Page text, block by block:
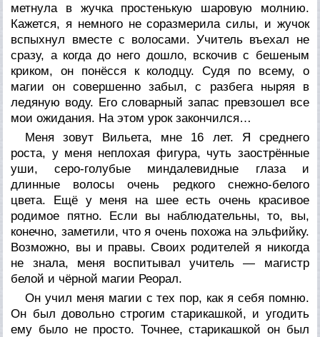
метнула в жучка простенькую шаровую молнию.
Кажется, я немного не соразмерила силы, и жучок
вспыхнул вместе с волосами. Учитель въехал не
сразу, а когда до него дошло, вскочив с бешеным
криком, он понёсся к колодцу. Судя по всему, о
магии он совершенно забыл, с разбега ныряя в
ледяную воду. Его словарный запас превзошел все
мои ожидания. На этом урок закончился…
Меня зовут Вильета, мне 16 лет. Я среднего
роста, у меня неплохая фигура, чуть заострённые
уши, серо-голубые миндалевидные глаза и
длинные волосы очень редкого снежно-белого
цвета. Ещё у меня на шее есть очень красивое
родимое пятно. Если вы наблюдательны, то, вы,
конечно, заметили, что я очень похожа на эльфийку.
Возможно, вы и правы. Своих родителей я никогда
не знала, меня воспитывал учитель — магистр
белой и чёрной магии Реорал.
Он учил меня магии с тех пор, как я себя помню.
Он был довольно строгим старикашкой, и угодить
ему было не просто. Точнее, старикашкой он был